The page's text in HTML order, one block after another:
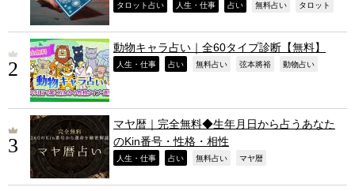
タロット占い 人生・仕事 占い 無料占い タロット
動物キャラ占い｜全60タイプ診断【無料】
人生・仕事 占い 無料占い 弦本將裕 動物占い
マヤ暦｜完全無料◆生年月日から占うあなた
のKin番号・性格・相性
人生・仕事 占い 無料占い マヤ暦